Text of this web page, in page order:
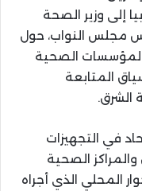
إلى وزير الصحة
مجلس النواب، حول
الصحية
المتابعة
الشرق.
في التجهيزات
الصحية
المحلي الذي أجراه